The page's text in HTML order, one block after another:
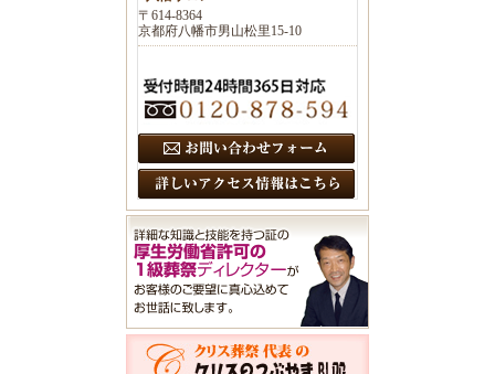
〒614-8364
京都府八幡市男山松里15-10